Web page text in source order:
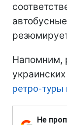
Напомним,
ретро-туры
Не